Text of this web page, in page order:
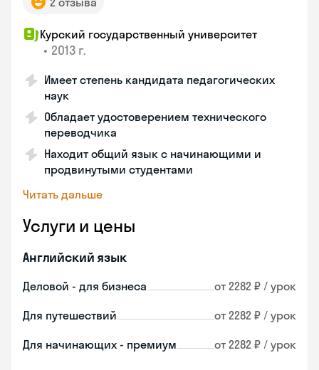
Курский государственный университет
• 2013 г.
Имеет степень кандидата педагогических
наук
Обладает удостоверением технического
переводчика
Находит общий язык с начинающими и
продвинутыми студентами
Читать дальше
Услуги и цены
Английский язык
Деловой - для бизнеса от 2282 ₽ / урок
Для путешествий от 2282 ₽ / урок
Для начинающих - премиум от 2282 ₽ / урок